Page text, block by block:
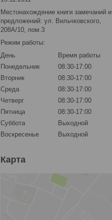
Местонахождение книги замечаний и
предложений: ул. Вильчковского,
208А/10, пом.3
Режим работы:
День
Время работы
Понедельник
08:30-17:00
Вторник
08:30-17:00
Среда
08:30-17:00
Четверг
08:30-17:00
Пятница
08:30-17:00
Суббота
Выходной
Воскресенье
Выходной
Карта